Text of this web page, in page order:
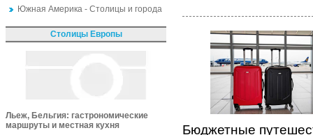
Южная Америка - Столицы и города
Столицы Европы
Льеж, Бельгия: гастрономические
маршруты и местная кухня
Бюджетные